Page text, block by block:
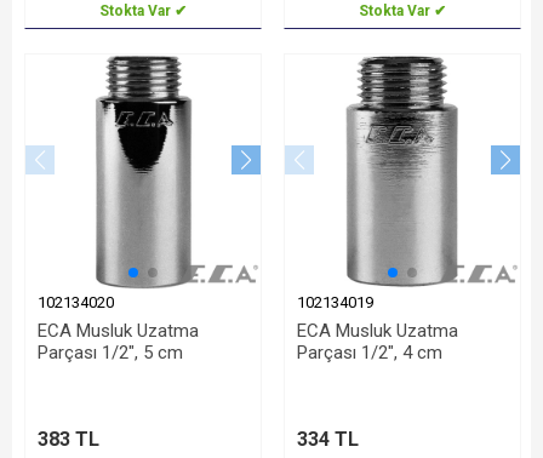
Stokta Var ✔ Stokta Var ✔
102134020
ECA Musluk Uzatma
Parçası 1/2", 5 cm
383 TL
102134019
ECA Musluk Uzatma
Parçası 1/2", 4 cm
334 TL